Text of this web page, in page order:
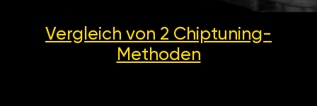
Vergleich von 2 Chiptuning-
Methoden